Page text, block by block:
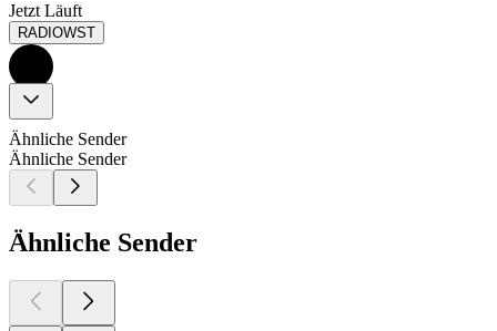
Jetzt Läuft
RADIOWST
Ähnliche Sender
Ähnliche Sender
Ähnliche Sender